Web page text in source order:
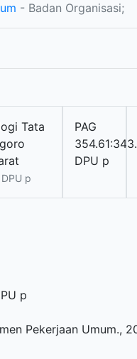
- Badan Organisasi;
Tata
p
PAG
DPU p
p
Pekerjaan Umum.,